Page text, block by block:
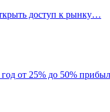
доступ к рынку…
от 25% до 50%